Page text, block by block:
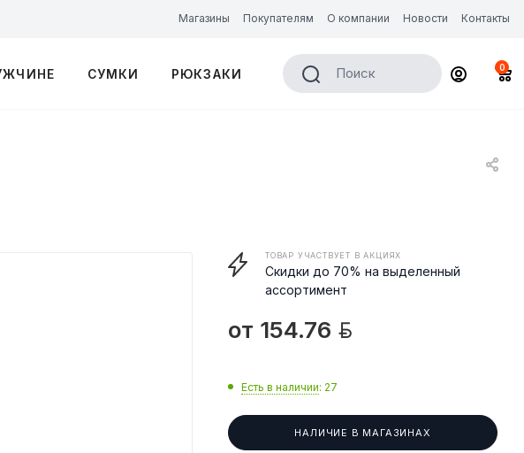
Магазины Покупателям О компании Новости Контакты
СУМКИ РЮКЗАКИ Поиск 0
ТОВАР УЧАСТВУЕТ В АКЦИЯХ
Скидки до 70% на выделенный
ассортимент
от 154.76 
Есть в наличии: 27
НАЛИЧИЕ В МАГАЗИНАХ